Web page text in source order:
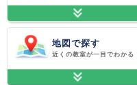
地図で探す
近くの教室が一目でわかる